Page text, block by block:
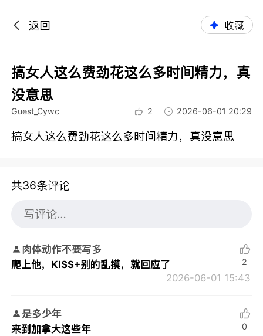
返回 收藏
搞女人这么费劲花这么多时间精力，真
没意思
Guest_Cywc 2 2026-06-01 20:29
搞女人这么费劲花这么多时间精力，真没意思
共36条评论
肉体动作不要写多
爬上他，KISS+别的乱摸，就回应了
2026-06-01 15:43
2
是多少年
来到加拿大这些年
0